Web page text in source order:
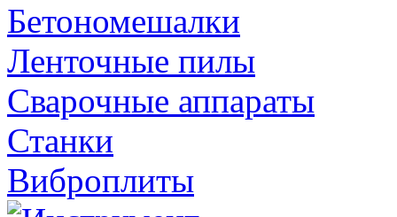
Бетономешалки
Ленточные пилы
Сварочные аппараты
Станки
Виброплиты